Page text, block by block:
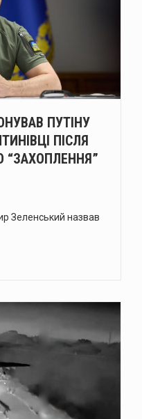
ПУТІНУ
ПІСЛЯ
“ЗАХОПЛЕННЯ”
Зеленський назвав